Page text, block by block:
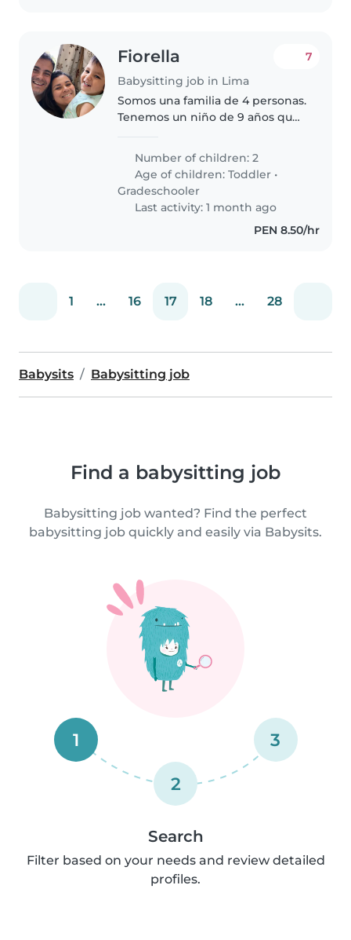
Fiorella
Babysitting job in Lima
7
Somos una familia de 4 personas.
Tenemos un niño de 9 años que
familiar que le apoya con las
tareas. Soy la madre, trabajo y
salgo a las 7am, llegando..
Number of children: 2
Age of children:Toddler •
Gradeschooler
Last activity: 1 month ago
PEN 8.50/hr
1 ... 16 17 18 ... 28
Babysits Babysitting job
Find a babysitting job
Babysitting job wanted? Find the perfect
babysitting job quickly and easily via Babysits.
1
2
3
Search
Filter based on your needs and review detailed
profiles.